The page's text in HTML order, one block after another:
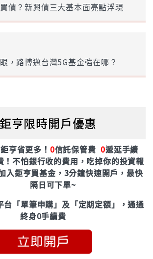
債？新興債三大基本面亮點浮現
，路博邁台灣5G基金強在哪？
鉅亨限時開戶優惠
亨省更多！ 0信託保管費0遞延手續
！不怕銀行收的費用，吃掉你的投資報
入鉅亨買基金，3分鐘快速開戶，最快
隔日可下單~
「單筆申購」及「定期定額」，通通
終身0手續費